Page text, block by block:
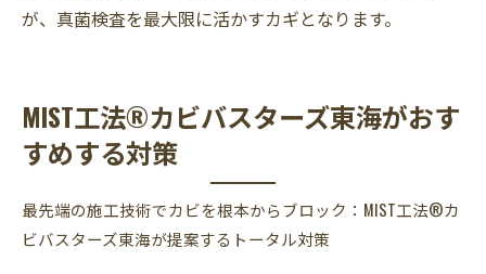
が、真菌検査を最大限に活かすカギとなります。
MIST工法®カビバスターズ東海がおす
すめする対策
最先端の施工技術でカビを根本からブロック：MIST工法®カ
ビバスターズ東海が提案するトータル対策